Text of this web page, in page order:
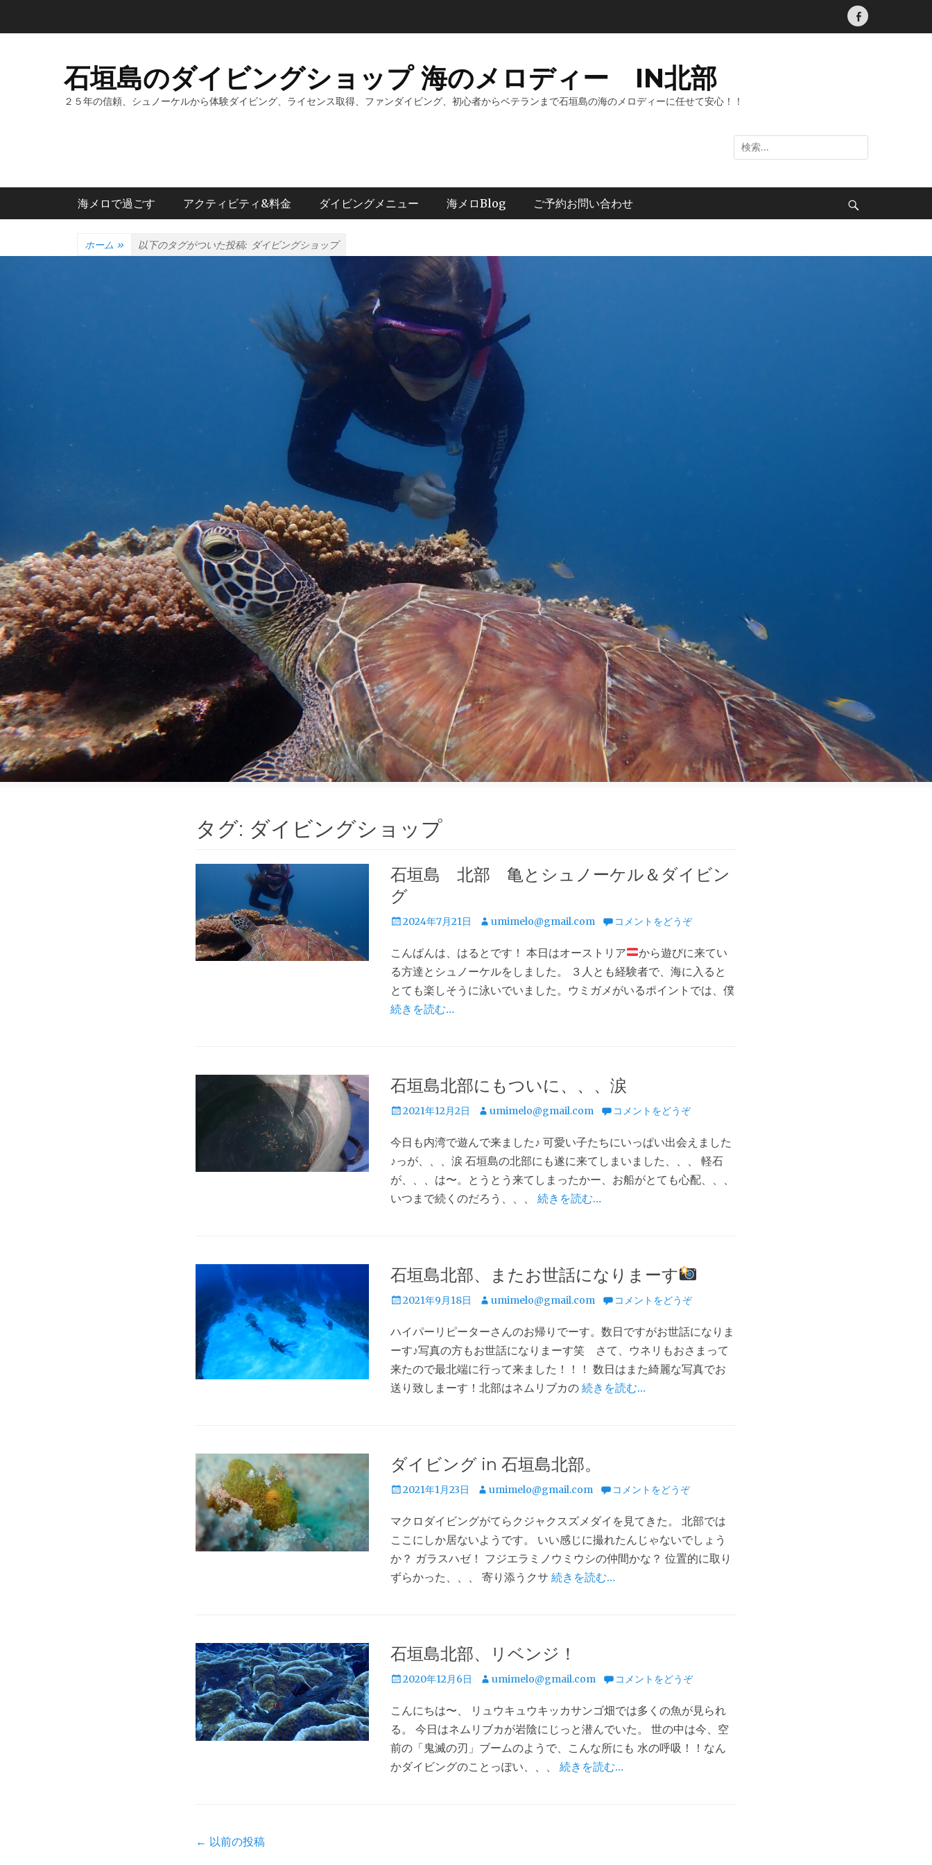
Facebook
石垣島のダイビングショップ 海のメロディー IN北部
２５年の信頼、シュノーケルから体験ダイビング、ライセンス取得、ファンダイビング、初心者からベテランまで石垣島の海のメロディーに任せて安心！！
検
索:
メインメニュー
海メロで過ごす アクティビティ&料金 ダイビングメニュー 海メロBlog ご予約お問い合わせ
ホーム » 以下のタグがついた投稿: ダイビングショップ
タグ: ダイビングショップ
石垣島 北部 亀とシュノーケル＆ダイビン
グ
投
日
2024年7月21日
投
者
umimelo@gmail.com コメントをどうぞ
こんばんは、はるとです！ 本日はオーストリア
から遊びに来てい
る方達とシュノーケルをしました。 ３人とも経験者で、海に入ると
とても楽しそうに泳いでいました。ウミガメがいるポイントでは、僕
続きを読む…
石垣島北部にもついに、、、涙
投
日
2021年12月2日
投
者
umimelo@gmail.com コメントをどうぞ
今日も内湾で遊んで来ました♪ 可愛い子たちにいっぱい出会えました
♪っが、、、涙 石垣島の北部にも遂に来てしまいました、、、 軽石
が、、、は〜。とうとう来てしまったかー、お船がとても心配、、、
いつまで続くのだろう、、、 続きを読む…
石垣島北部、またお世話になりまーす
投
日
2021年9月18日
投
者
umimelo@gmail.com コメントをどうぞ
ハイパーリピーターさんのお帰りでーす。数日ですがお世話になりま
ーす♪写真の方もお世話になりまーす笑 さて、ウネリもおさまって
来たので最北端に行って来ました！！！ 数日はまた綺麗な写真でお
送り致しまーす！北部はネムリブカの 続きを読む…
ダイビング in 石垣島北部。
投
日
2021年1月23日
投
者
umimelo@gmail.com コメントをどうぞ
マクロダイビングがてらクジャクスズメダイを見てきた。 北部では
ここにしか居ないようです。 いい感じに撮れたんじゃないでしょう
か？ ガラスハゼ！ フジエラミノウミウシの仲間かな？ 位置的に取り
ずらかった、、、 寄り添うクサ 続きを読む…
石垣島北部、リベンジ！
投
日
2020年12月6日
投
者
umimelo@gmail.com コメントをどうぞ
こんにちは〜、 リュウキュウキッカサンゴ畑では多くの魚が見られ
る。 今日はネムリブカが岩陰にじっと潜んでいた。 世の中は今、空
前の「鬼滅の刃」ブームのようで、こんな所にも 水の呼吸！！なん
かダイビングのことっぽい、、、 続きを読む…
投
← 以前の投稿